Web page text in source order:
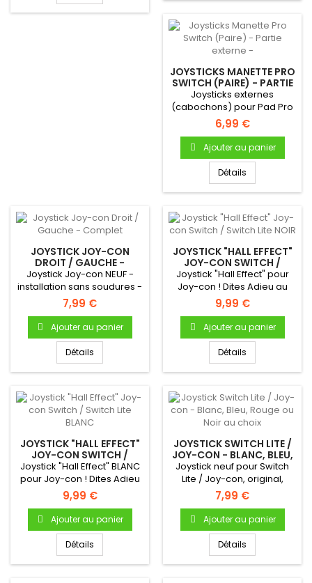
JOYSTICKS MANETTE PRO
SWITCH (PAIRE) - PARTIE
EXTERNE -
Joysticks externes
(cabochons) pour Pad Pro
Switch - Produit neuf &
original
6,99 €
Ajouter au panier
Détails
JOYSTICK JOY-CON
DROIT / GAUCHE -
COMPLET
Joystick Joy-con NEUF -
installation sans soudures -
Complet, avec sa nappe...
7,99 €
Ajouter au panier
Détails
JOYSTICK "HALL EFFECT"
JOY-CON SWITCH /
SWITCH LITE NOIR
Joystick "Hall Effect" pour
Joy-con ! Dites Adieu au
Joy-con Drift grâce à la...
9,99 €
Ajouter au panier
Détails
JOYSTICK "HALL EFFECT"
JOY-CON SWITCH /
SWITCH LITE BLANC
Joystick "Hall Effect" BLANC
pour Joy-con ! Dites Adieu
au Joy-con Drift...
9,99 €
Ajouter au panier
Détails
JOYSTICK SWITCH LITE /
JOY-CON - BLANC, BLEU,
ROUGE OU NOIR AU
CHOIX
Joystick neuf pour Switch
Lite / Joy-con, original,
couleur au choix....
7,99 €
Ajouter au panier
Détails